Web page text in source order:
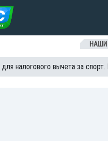
НАШИ
для налогового вычета за